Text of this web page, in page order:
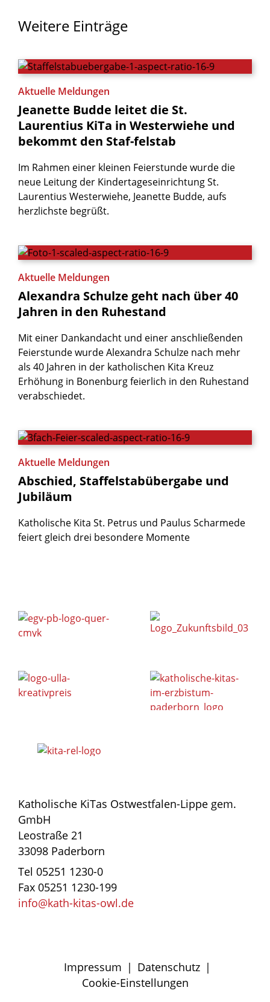
Weitere Einträge
Aktuelle Meldungen
Jeanette Budde leitet die St.
Laurentius KiTa in Westerwiehe und
bekommt den Staf-felstab
Im Rahmen einer kleinen Feierstunde wurde die
neue Leitung der Kindertageseinrichtung St.
Laurentius Westerwiehe, Jeanette Budde, aufs
herzlichste begrüßt.
Aktuelle Meldungen
Alexandra Schulze geht nach über40
Jahren in den Ruhestand
Mit einer Dankandacht und einer anschließenden
Feierstunde wurde Alexandra Schulze nach mehr
als 40 Jahren in der katholischen Kita Kreuz
Erhöhung in Bonenburg feierlich in den Ruhestand
verabschiedet.
Aktuelle Meldungen
Abschied, Staffelstabübergabe und
Jubiläum
Katholische Kita St. Petrus und Paulus Scharmede
feiert gleich drei besondere Momente
Katholische KiTas Ostwestfalen-Lippe gem.
GmbH
Leostraße 21
33098 Paderborn
Tel 05251 1230-0
Fax 05251 1230-199
info@kath-kitas-owl.de
Impressum | Datenschutz |
Cookie-Einstellungen